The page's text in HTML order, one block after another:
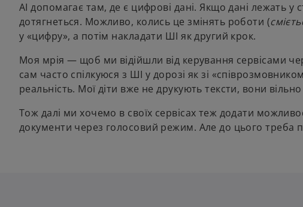
AI допомагає там, де є цифрові дані. Якщо дані лежать
дотягнеться. Можливо, колись це змінять роботи (
у «цифру», а потім накладати ШІ як другий крок.
Моя мрія — щоб ми відійшли від керування сервісами
сам часто спілкуюся з ШІ у дорозі як зі
реальність. Мої діти вже не друкують тексти, вони
Тож далі ми хочемо в своїх сервісах теж додати
документи через голосовий режим. Але до цього треба